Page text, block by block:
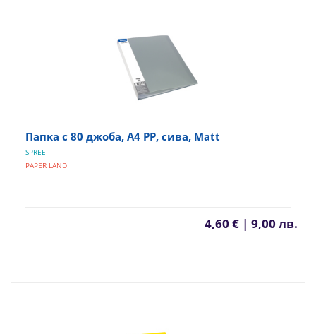
Папка с 80 джоба, A4 PP, сива, Matt
SPREE
PAPER LAND
4,60 € | 9,00 лв.